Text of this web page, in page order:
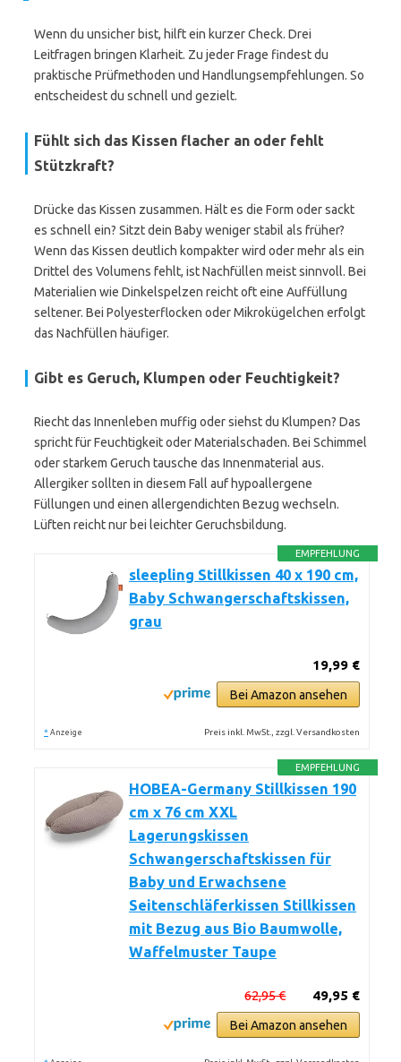
Wenn du unsicher bist, hilft ein kurzer Check. Drei
Leitfragen bringen Klarheit. Zu jeder Frage findest du
praktische Prüfmethoden und Handlungsempfehlungen. So
entscheidest du schnell und gezielt.
Fühlt sich das Kissen flacher an oder fehlt
Stützkraft?
Drücke das Kissen zusammen. Hält es die Form oder sackt
es schnell ein? Sitzt dein Baby weniger stabil als früher?
Wenn das Kissen deutlich kompakter wird oder mehr als ein
Drittel des Volumens fehlt, ist Nachfüllen meist sinnvoll. Bei
Materialien wie Dinkelspelzen reicht oft eine Auffüllung
seltener. Bei Polyesterflocken oder Mikrokügelchen erfolgt
das Nachfüllen häufiger.
Gibt es Geruch, Klumpen oder Feuchtigkeit?
Riecht das Innenleben muffig oder siehst du Klumpen? Das
spricht für Feuchtigkeit oder Materialschaden. Bei Schimmel
oder starkem Geruch tausche das Innenmaterial aus.
Allergiker sollten in diesem Fall auf hypoallergene
Füllungen und einen allergendichten Bezug wechseln.
Lüften reicht nur bei leichter Geruchsbildung.
EMPFEHLUNG
sleepling Stillkissen 40 x 190 cm,
Baby Schwangerschaftskissen,
grau
19,99 €
Bei Amazon ansehen
* Anzeige Preis inkl. MwSt., zzgl. Versandkosten
EMPFEHLUNG
HOBEA-Germany Stillkissen 190
cm x 76 cm XXL
Lagerungskissen
Schwangerschaftskissen für
Baby und Erwachsene
Seitenschläferkissen Stillkissen
mit Bezug aus Bio Baumwolle,
Waffelmuster Taupe
49,95 €
62,95 €
Bei Amazon ansehen